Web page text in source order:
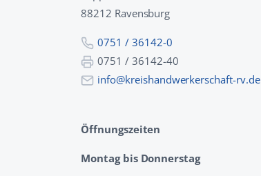
88212 Ravensburg
0751 / 36142-0
0751 / 36142-40
info@kreishandwerkerschaft-rv.de
Öffnungszeiten
Montag bis Donnerstag